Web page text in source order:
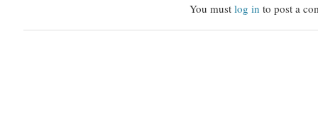
You must log in to post a